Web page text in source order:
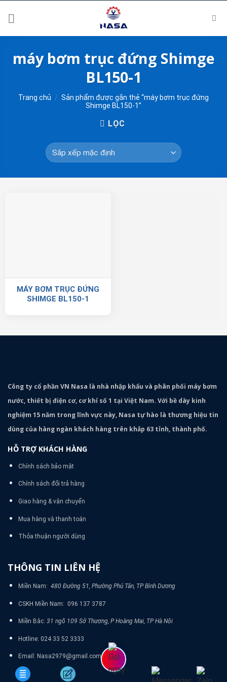
máy bơm trục đứng Shimge
BL150-1
Trang chủ / Sản phẩm được gắn thẻ “máy bơm trục đứng
Shimge BL150-1”
LỌC
MÁY BƠM TRỤC ĐỨNG
SHIMGE BL150-1
Công ty cổ phần VN Nasa là nhà nhập khẩu và phân phối máy bơm
nước, thiết bị điện cơ, cơ khí số 1 tại Việt Nam. Với bề dày kinh
nghiệm 15 năm trong lĩnh vực này, Nasa tự hào là thương hiệu tin
dùng của hàng ngàn khách hàng trên khắp 63 tỉnh, thành phố.
HỖ TRỢ KHÁCH HÀNG
Chính sách bảo mật
Chính sách đổi trả hàng
Giao hàng & vận chuyển
Mua hàng và thanh toán
Thỏa thuận người dùng
THÔNG TIN LIÊN HỆ
Miền Nam: 480 Đường 51, Phường Phú Tân, TP Bình Dương
CSKH Miền Nam: 096 137 3787
Miền Bắc: 31 ngõ 109 Sở Thượng, P Hoàng Mai, TP Hà Nội
Hotline: 024 33 52 3333
Email: Nasa2979@gmail.com